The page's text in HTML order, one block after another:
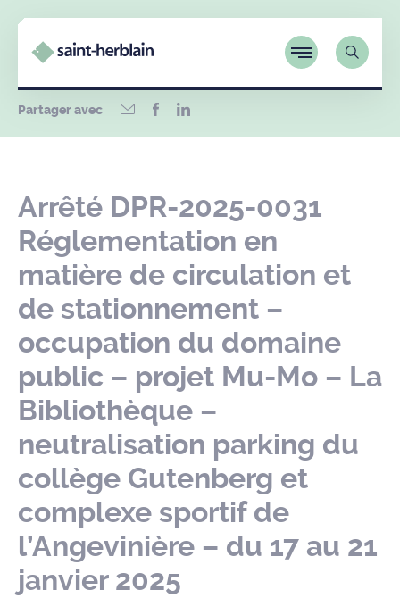
Partager avec
Arrêté DPR-2025-0031
Réglementation en
matière de circulation et
de stationnement –
occupation du domaine
public – projet Mu-Mo – La
Bibliothèque –
neutralisation parking du
collège Gutenberg et
complexe sportif de
l’Angevinière – du 17 au 21
janvier 2025